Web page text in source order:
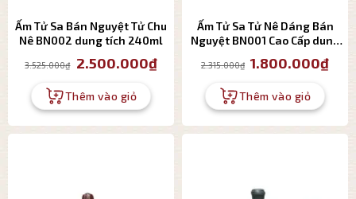
Ấm Tử Sa Bán Nguyệt Tử Chu
Nê BN002 dung tích 240ml
3.525.000₫ Giá
gốc
3.525.000₫.
2.500.000₫Giá
hiện
2.500.000₫.
Thêm vào giỏ
Ấm Tử Sa Tử Nê Dáng Bán
Nguyệt BN001 Cao Cấp dung
2.315.000₫ Giá
gốc
2.315.000₫.
1.800.000₫Giá
Thêm vào giỏ